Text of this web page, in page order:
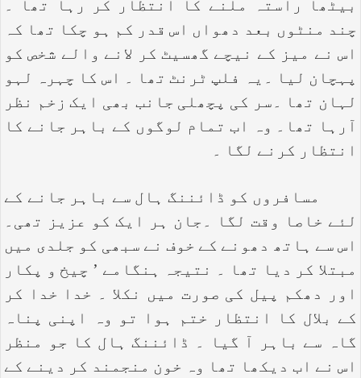
بیٹھا راستہ ملنے کا انتظار کر رہا تھا ۔
چند منٹوں بعد دھواں اس قدر کم ہو چکا تھا کہ
اس نے میز کے نیچے گھسیٹ کر لانے والے شخص کو
پہچان لیا ۔یہ فلپ ٹرنٹ تھا ۔ اس کا چہرہ لہو
لہان تھا ۔سر کی پچھلی جانب بھی ایک زخم نظر
آرہا تھا۔ وہ اب تمام لوگوں کے باہر جانے کا
انتظار کرنے لگا ۔
مسافروں کو ڈائننگ ہال سے باہر جانے کے
لئے خاصا وقت لگا ۔جان ہر ایک کو عزیز تھی۔
اس سے ہاتھ دھونے کے خوف نے سبھی کو جلدی میں
مبتلا کر دیا تھا ۔ نتیجہ ہنگامے ’ چیخ و پکار
اور دھکم پیل کی صورت میں نکلا ۔ خدا خدا کر
کے بلال کا انتظار ختم ہوا تو وہ اپنی پناہ
گاہ سے باہر آ گیا ۔ ڈائننگ ہال کا جو منظر
اس نے اب دیکھا تھا وہ خون منجمند کر دینے کے